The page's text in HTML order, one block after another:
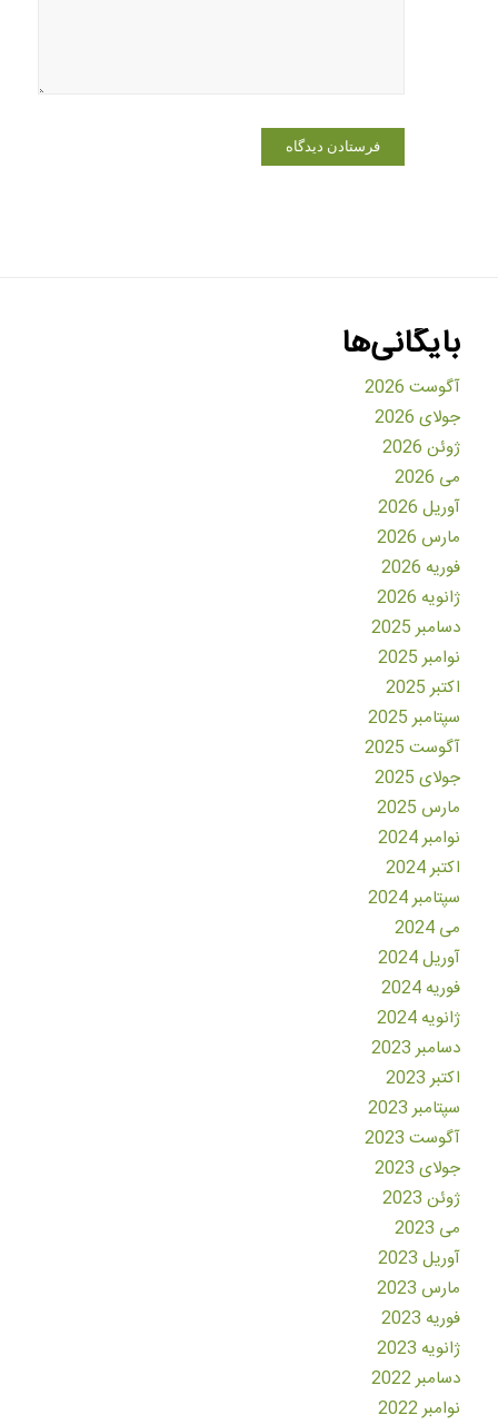
بایگانی‌ها
آگوست 2026
جولای 2026
ژوئن 2026
می 2026
آوریل 2026
مارس 2026
فوریه 2026
ژانویه 2026
دسامبر 2025
نوامبر 2025
اکتبر 2025
سپتامبر 2025
آگوست 2025
جولای 2025
مارس 2025
نوامبر 2024
اکتبر 2024
سپتامبر 2024
می 2024
آوریل 2024
فوریه 2024
ژانویه 2024
دسامبر 2023
اکتبر 2023
سپتامبر 2023
آگوست 2023
جولای 2023
ژوئن 2023
می 2023
آوریل 2023
مارس 2023
فوریه 2023
ژانویه 2023
دسامبر 2022
نوامبر 2022